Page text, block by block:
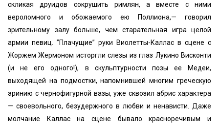
скликая друидов сокрушить римлян, а вместе с ними
вероломного и обожаемого ею Поллиона,— говорил
зрительному залу больше, чем старательная игра целой
армии певиц. ’’Плачущие” руки Виолетты-Каллас в сцене с
Жоржем Жермоном исторгли слезы из глаз Лукино Висконти
(и не его одного!), в скульптурности позы ее Медеи,
выходящей на подмостки, напомнившей многим греческую
эринию с чернофигурной вазы, уже сквозил абрис характера
— своевольного, безудержного в любви и ненависти. Даже
молчание Каллас на сцене бывало красноречивым и